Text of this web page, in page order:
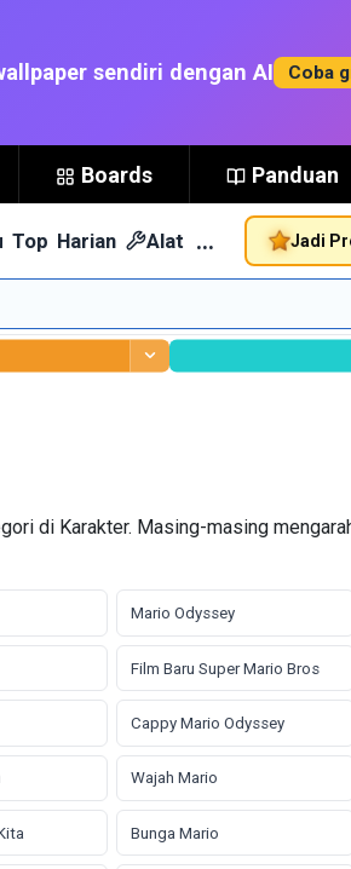
sendiri dengan AI Coba
Boards Panduan
Top Harian Alat … Jadi
di Karakter. Masing-masing
Mario Odyssey
Film Baru Super Mario Bros
Cappy Mario Odyssey
Wajah Mario
Bunga Mario